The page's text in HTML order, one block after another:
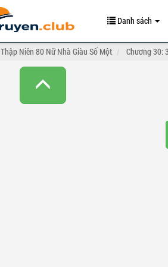
Danh sách
Thập Niên 80 Nữ Nhà Giàu Số Một Chương 30: